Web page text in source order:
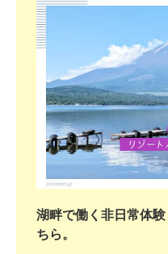
湖畔で働く非日常体
ちら。